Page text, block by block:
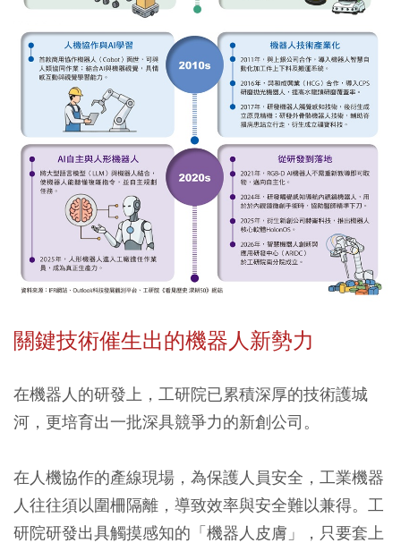
關鍵技術催生出的機器人新勢力
在機器人的研發上，工研院已累積深厚的技術護城
河，更培育出一批深具競爭力的新創公司。
在人機協作的產線現場，為保護人員安全，工業機器
人往往須以圍柵隔離，導致效率與安全難以兼得。工
研院研發出具觸摸感知的「機器人皮膚」，只要套上